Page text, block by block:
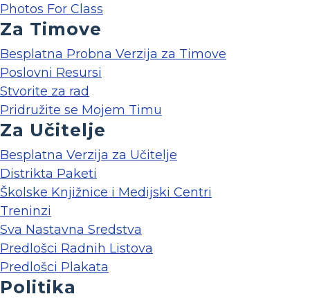
Photos For Class
Za Timove
Besplatna Probna Verzija za Timove
Poslovni Resursi
Stvorite za rad
Pridružite se Mojem Timu
Za Učitelje
Besplatna Verzija za Učitelje
Distrikta Paketi
Školske Knjižnice i Medijski Centri
Treninzi
Sva Nastavna Sredstva
Predlošci Radnih Listova
Predlošci Plakata
Politika